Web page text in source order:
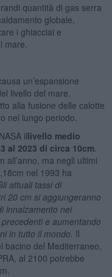
quantità di gas serra
globale,
i ghiacciai e
mare.
un’espansione
livello del mare.
alla fusione delle calotte
nel lungo periodo.
illivello medio
al 2023 di circa 10cm.
all’anno, ma negli ultimi
nel 1993 ha
attuali tassi di
20 cm si aggiungeranno
innalzamento nei
e aumentando
in tutto il mondo Il
del Mediterraneo,
al 2100 potrebbe